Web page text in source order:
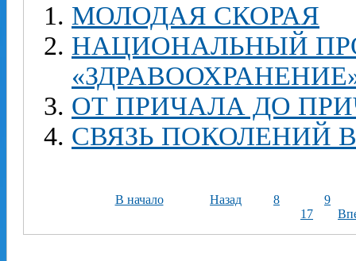
МОЛОДАЯ СКОРАЯ
НАЦИОНАЛЬНЫЙ
ОТ ПРИЧАЛА ДО
СВЯЗЬ ПОКОЛЕНИЙ
В начало Назад 8
9
17